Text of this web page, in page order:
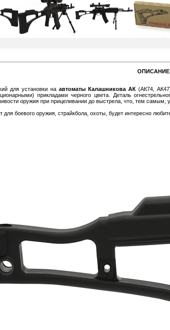
ОПИСАНИЕ
для установки на автоматы Калашникова АК(АК74,
прикладами черного цвета. Деталь
оружия при прицеливании до выстрела, что, тем самым,
для боевого оружия, страйкбола, охоты, будет интересно